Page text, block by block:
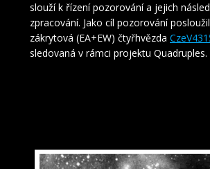
slouží k řízení pozorování a jejich
zpracování. Jako cíl pozorování
zákrytová (EA+EW) čtyřhvězda
sledovaná v rámci projektu Quadruples.